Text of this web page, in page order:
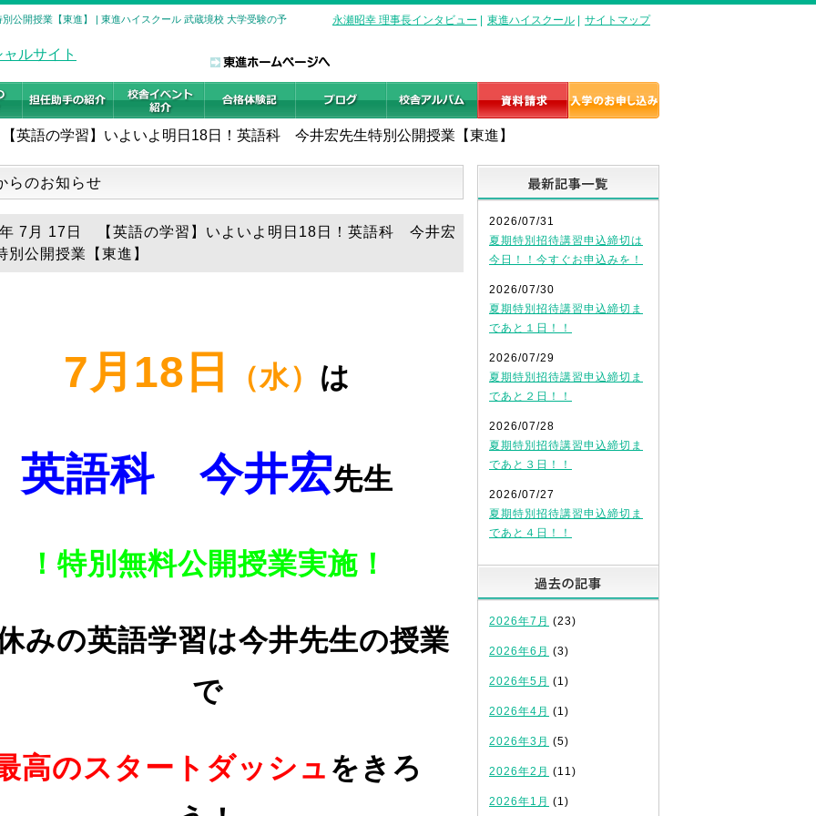
公開授業【東進】 | 東進ハイスクール 武蔵境校 大学受験の予 永瀬昭幸 理事長インタビュー 東進ハイスクール サイトマップ
【英語の学習】いよいよ明日18日！英語科 今井宏先生特別公開授業【東進】
らのお知らせ
7月 17日 【英語の学習】いよいよ明日18日！英語科 今井宏
別公開授業【東進】
7月18日 （水） は
英語科 今井宏先生
！特別無料公開授業実施！
みの英語学習は今井先生の授業
で
高のスタートダッシュ をきろ
2026/07/31
夏期特別招待講習申込締切は
今日！！今すぐお申込みを！
2026/07/30
夏期特別招待講習申込締切ま
であと１日！！
2026/07/29
夏期特別招待講習申込締切ま
であと２日！！
2026/07/28
夏期特別招待講習申込締切ま
であと３日！！
2026/07/27
夏期特別招待講習申込締切ま
であと４日！！
2026年7月 (23)
2026年6月 (3)
2026年5月 (1)
2026年4月 (1)
2026年3月 (5)
2026年2月 (11)
2026年1月 (1)